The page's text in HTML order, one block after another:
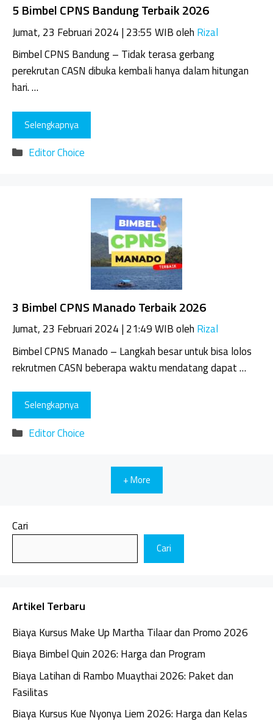
5 Bimbel CPNS Bandung Terbaik 2026
Jumat, 23 Februari 2024 | 23:55 WIBoleh Rizal
Bimbel CPNS Bandung – Tidak terasa gerbang
perekrutan CASN dibuka kembali hanya dalam hitungan
hari. …
Selengkapnya
Kategori
Editor Choice
3 Bimbel CPNS Manado Terbaik 2026
Jumat, 23 Februari 2024 | 21:49 WIBoleh Rizal
Bimbel CPNS Manado – Langkah besar untuk bisa lolos
rekrutmen CASN beberapa waktu mendatang dapat …
Selengkapnya
Kategori
Editor Choice
+ More
Cari
Cari
Artikel Terbaru
Biaya Kursus Make Up Martha Tilaar dan Promo 2026
Biaya Bimbel Quin 2026: Harga dan Program
Biaya Latihan di Rambo Muaythai 2026: Paket dan
Fasilitas
Biaya Kursus Kue Nyonya Liem 2026: Harga dan Kelas